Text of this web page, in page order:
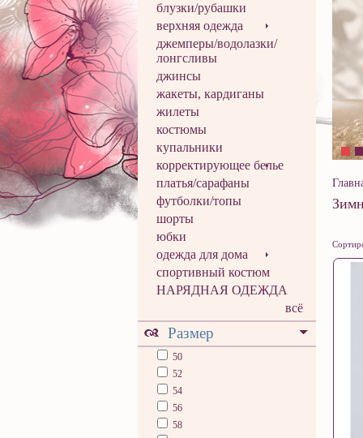
блузки/рубашки
верхняя одежда
джемперы/водолазки/
лонгсливы
джинсы
жакеты, кардиганы
жилеты
костюмы
купальники
корректирующее белье
платья/сарафаны
футболки/топы
шорты
юбки
одежда для дома
спортивный костюм
НАРЯДНАЯ ОДЕЖДА
всё
Размер
50
52
54
56
58